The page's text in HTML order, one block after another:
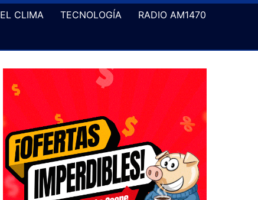
EL CLIMA TECNOLOGÍA
RADIO AM1470